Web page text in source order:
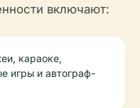
включают:
караоке,
игры и автограф-